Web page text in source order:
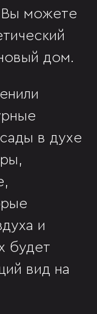
Вы можете
дом.
в духе
и
будет
вид на